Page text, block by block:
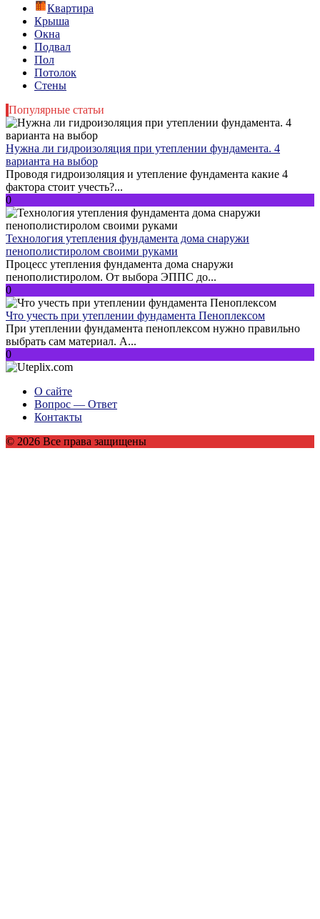
Квартира
Крыша
Окна
Подвал
Пол
Потолок
Стены
Популярные статьи
Нужна ли гидроизоляция при утеплении фундамента. 4
варианта на выбор
Проводя гидроизоляция и утепление фундамента какие 4
фактора стоит учесть?...
0
Технология утепления фундамента дома снаружи
пенополистиролом своими руками
Процесс утепления фундамента дома снаружи
пенополистиролом. От выбора ЭППС до...
0
Что учесть при утеплении фундамента Пеноплексом
При утеплении фундамента пеноплексом нужно правильно
выбрать сам материал. А...
0
О сайте
Вопрос — Ответ
Контакты
© 2026 Все права защищены